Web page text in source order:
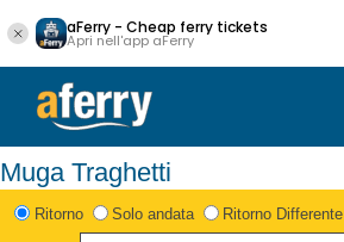
aFerry - Cheap ferry tickets
Apri nell'app aFerry
Muga Traghetti
Ritorno Solo andata Ritorno Differente